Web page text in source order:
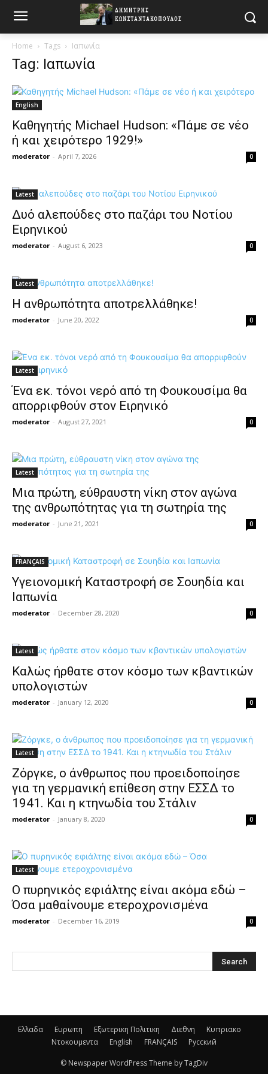
Home Tags Ιαπωνία
Tag: Ιαπωνία
English
Καθηγητής Michael Hudson: «Πάμε σε νέο
ή και χειρότερο 1929!»
moderator - April 7, 2026 0
Latest
Δυό αλεπούδες στο παζάρι του Νοτίου
Ειρηνικού
moderator - August 6, 2023 0
Latest
H ανθρωπότητα αποτρελλάθηκε!
moderator - June 20, 2022 0
Latest
Ένα εκ. τόνοι νερό από τη Φουκουσίμα θα
απορριφθούν στον Ειρηνικό
moderator - August 27, 2021 0
Latest
Μια πρώτη, εύθραυστη νίκη στον αγώνα
της ανθρωπότητας για τη σωτηρία της
moderator - June 21, 2021 0
FRANÇAIS
Υγειονομική Καταστροφή σε Σουηδία και
Ιαπωνία
moderator - December 28, 2020 0
Latest
Καλώς ήρθατε στον κόσμο των κβαντικών
υπολογιστών
moderator - January 12, 2020 0
Latest
Ζόργκε, ο άνθρωπος που προειδοποίησε
για τη γερμανική επίθεση στην ΕΣΣΔ το
1941. Και η κτηνωδία του Στάλιν
moderator - January 8, 2020 0
Latest
Ο πυρηνικός εφιάλτης είναι ακόμα εδώ –
Όσα μαθαίνουμε ετεροχρονισμένα
moderator - December 16, 2019 0
Ελλαδα Ευρωπη Εξωτερικη Πολιτικη Διεθνη
Κυπριακο
Ντοκουμεντα
English FRANÇAIS Русский
© Newspaper WordPress Theme by TagDiv